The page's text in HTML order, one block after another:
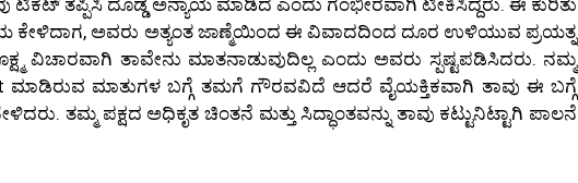
ತಪ್ಪಿಸಿ ದೊಡ್ಡ ಅನ್ಯಾಯ ಮಾಡಿದೆ ಎಂದು ಗಂಭೀರವಾಗಿ ಟೀಕಿಸಿದ್ದರು. ಈ ಕುರಿತು
ಕೇಳಿದಾಗ, ಅವರು ಅತ್ಯಂತ ಜಾಣ್ಮೆಯಿಂದ ಈ ವಿವಾದದಿಂದ ದೂರ ಉಳಿಯುವ ಪ್ರಯತ್ನ
ವಿಚಾರವಾಗಿ ತಾವೇನು ಮಾತನಾಡುವುದಿಲ್ಲ ಎಂದು ಅವರು ಸ್ಪಷ್ಟಪಡಿಸಿದರು. ನಮ್ಮ
ಮಾಡಿರುವ ಮಾತುಗಳ ಬಗ್ಗೆ ತಮಗೆ ಗೌರವವಿದೆ ಆದರೆ ವೈಯಕ್ತಿಕವಾಗಿ ತಾವು ಈ ಬಗ್ಗೆ
ತಮ್ಮ ಪಕ್ಷದ ಅಧಿಕೃತ ಚಿಂತನೆ ಮತ್ತು ಸಿದ್ಧಾಂತವನ್ನು ತಾವು ಕಟ್ಟುನಿಟ್ಟಾಗಿ ಪಾಲನೆ